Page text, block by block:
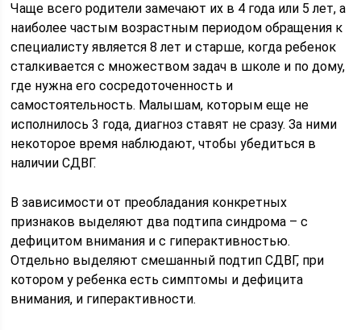
Чаще всего родители замечают их в 4 года или 5 лет, а
наиболее частым возрастным периодом обращения к
специалисту является 8 лет и старше, когда ребенок
сталкивается с множеством задач в школе и по дому,
где нужна его сосредоточенность и
самостоятельность. Малышам, которым еще не
исполнилось 3 года, диагноз ставят не сразу. За ними
некоторое время наблюдают, чтобы убедиться в
наличии СДВГ.
В зависимости от преобладания конкретных
признаков выделяют два подтипа синдрома – с
дефицитом внимания и с гиперактивностью.
Отдельно выделяют смешанный подтип СДВГ, при
котором у ребенка есть симптомы и дефицита
внимания, и гиперактивности.